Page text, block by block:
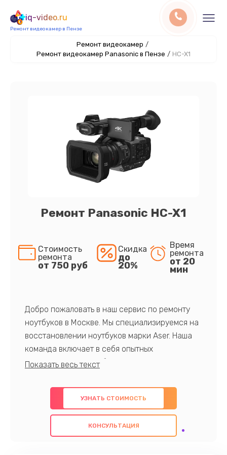
iq-video.ru
Ремонт видеокамер в Пензе
Ремонт видеокамер /
Ремонт видеокамер Panasonic в Пензе / HC-X1
Ремонт Panasonic HC-X1
Стоимость
ремонта
от 750 руб
Скидка
до
20%
Время
ремонта
от 20
мин
Добро пожаловать в наш сервис по ремонту
ноутбуков в Москве. Мы специализируемся на
восстановлении ноутбуков марки Aser. Наша
команда включает в себя опытных
профессионалов с обширными знаниями и
предлагаем быстрый и качественный ремонт с
использованием оригинальных компонентов, а
также гарантируем качество всех
проведенных работ. Наша цель - предоставить
УЗНАТЬ СТОИМОСТЬ
КОНСУЛЬТАЦИЯ